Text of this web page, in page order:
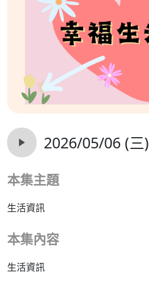
2026/05/06 (三)
本集主題
生活資訊
本集內容
生活資訊